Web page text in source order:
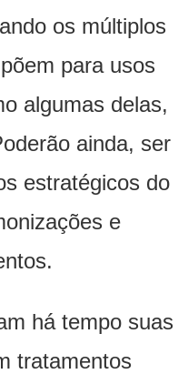
os múltiplos
para usos
algumas delas,
ainda, ser
estratégicos do
e
há tempo suas
tratamentos